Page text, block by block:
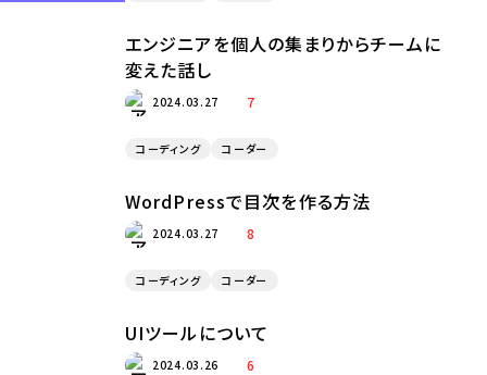
エンジニアを個人の集まりからチームに
変えた話し
2024.03.27 7
コーディング コーダー
WordPressで目次を作る方法
2024.03.27 8
コーディング コーダー
UIツールについて
2024.03.26 6